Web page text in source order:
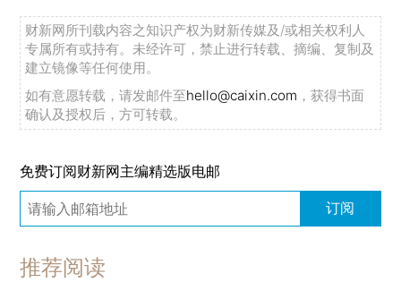
财新网所刊载内容之知识产权为财新传媒及/或相关权利人
专属所有或持有。未经许可，禁止进行转载、摘编、复制及
建立镜像等任何使用。
如有意愿转载，请发邮件至hello@caixin.com ，获得书面
确认及授权后，方可转载。
免费订阅财新网主编精选版电邮
订阅
推荐阅读